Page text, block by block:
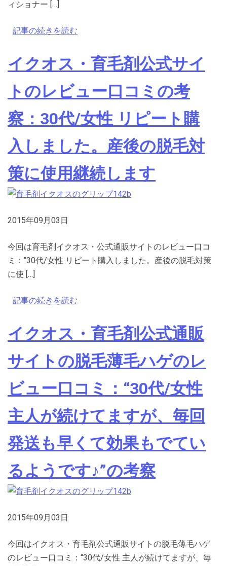
ィショナー […]
記事の続きを読む
イクオス・育毛剤公式サイ
トのレビュー口コミの考
察：30代/女性 リピート購
入しました。産後の脱毛対
策に使用継続します
2015年09月03日
今回は育毛剤イクオス・公式通販サイトのレビュー口コ
ミ：“30代/女性 リピート購入しました。産後の脱毛対策
に使 […]
記事の続きを読む
イクオス・育毛剤公式通販
サイトの脱毛薄毛ハゲのレ
ビュー口コミ：“30代/女性
主人が続けてますが、毎回
発送も早くて効果もでてい
るようです♪”の考察
2015年09月03日
今回はイクオス・育毛剤公式通販サイトの脱毛薄毛ハゲ
のレビュー口コミ：“30代/女性 主人が続けてますが、毎